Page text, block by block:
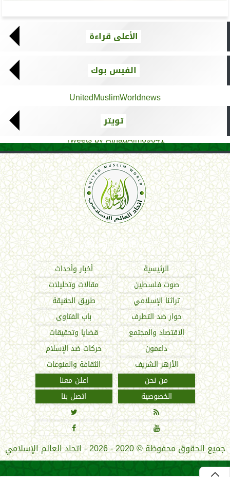
الأعلى قراءة
الفيس بوك
UnitedMuslimWorldnews
تويتر
Tweets by AthadAlm69641
اتحاد العالم الإسلامي
الرئيسية
أخبار وأحداث
صوت فلسطين
مقالات وتحليلات
تراثنا الإسلامي
طريق الحقيقة
حوار ضد التطرف
باب الفتاوى
الاقتصاد والمجتمع
قضايا وتحقيقات
داعمون
حركات ضد الإسلام
الأزهر الشريف
الثقافة والمنوعات
من نحن
اعلن معنا
الخصوصية
اتصل بنا




جميع الحقوق محفوظة©2020 - 2026 - اتحاد العالم الإسلامي